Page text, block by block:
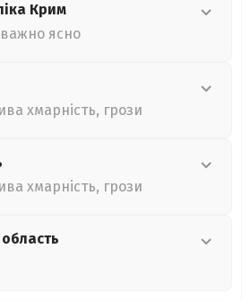
Крим
ясно
хмарність, грози
хмарність, грози
область